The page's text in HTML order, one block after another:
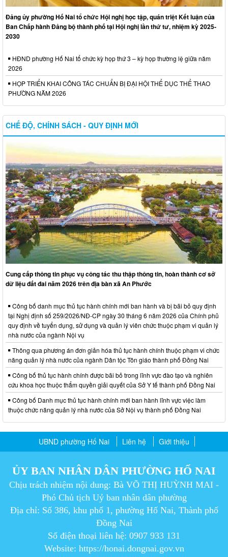
Đảng ủy phường Hố Nai tổ chức Hội nghị học tập, quán triệt Kết luận của
Ban Chấp hành Đảng bộ thành phố tại Hội nghị lần thứ tư, nhiệm kỳ 2025-
2030
HĐND phường Hố Nai tổ chức kỳ họp thứ 3 – kỳ họp thường lệ giữa năm
2026
HỌP TRIỂN KHAI CÔNG TÁC CHUẨN BỊ ĐẠI HỘI THỂ DỤC THỂ THAO
PHƯỜNG NĂM 2026
CHẾ ĐỘ, CHÍNH SÁCH - QUY ĐỊNH MỚI
Cung cấp thông tin phục vụ công tác thu thập thông tin, hoàn thành cơ sở
dữ liệu đất đai năm 2026 trên địa bàn xã An Phước
Công bố danh mục thủ tục hành chính mới ban hành và bị bãi bỏ quy định
tại Nghị định số 259/2026/NĐ-CP ngày 30 tháng 6 năm 2026 của Chính phủ
quy định về tuyển dụng, sử dụng và quản lý viên chức thuộc phạm vi quản lý
nhà nước của ngành Nội vụ
Thông qua phương án đơn giản hóa thủ tục hành chính thuộc phạm vi chức
năng quản lý nhà nước của ngành Dân tộc Tôn giáo thành phố Đồng Nai
Công bố thủ tục hành chính được bãi bỏ trong lĩnh vực đào tạo và nghiên
cứu khoa học thuộc thẩm quyền giải quyết của Sở Y tế thành phố Đồng Nai
Công bố Danh mục thủ tục hành chính mới ban hành lĩnh vực việc làm
thuộc chức năng quản lý nhà nước của Sở Nội vụ thành phố Đồng Nai
UBND phường Hố Nai Liên hệ Giới thiệu
ỦY BAN NHÂN DÂN PHƯỜNG HỐ NAI
Chịu trách nhiệm nội dung: Bà VÕ THỊ HUỲNH MAI -
Phó Chủ tịch Uỷ ban nhân dân phường
Địa chỉ: Số 386, khu phố 1, phường Hố Nai, Thành phố
Đồng Nai
Số điện thoại liên hệ: 0907 933 131
Website: https://honai.dongnai.gov.vn